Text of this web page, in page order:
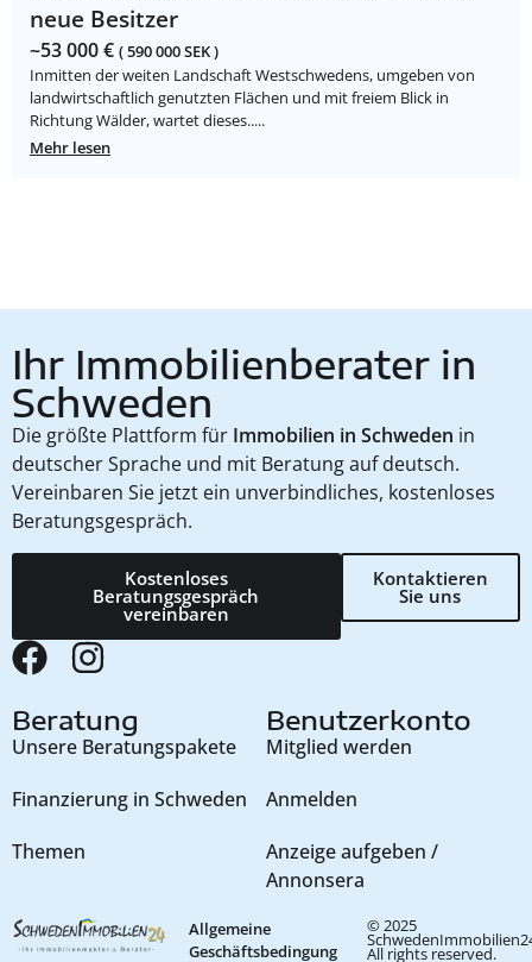
neue Besitzer
~53 000 € ( 590 000 SEK )
Inmitten der weiten Landschaft Westschwedens, umgeben von
landwirtschaftlich genutzten Flächen und mit freiem Blick in
Richtung Wälder, wartet dieses.....
Mehr lesen
Ihr Immobilienberater in
Schweden
Die größte Plattform für Immobilien in Schweden in
deutscher Sprache und mit Beratung auf deutsch.
Vereinbaren Sie jetzt ein unverbindliches, kostenloses
Beratungsgespräch.
Kostenloses
Beratungsgespräch
vereinbaren
Kontaktieren
Sie uns
Beratung
Unsere Beratungspakete
Finanzierung in Schweden
Themen
Benutzerkonto
Mitglied werden
Anmelden
Anzeige aufgeben /
Annonsera
© 2025
All rights reserved.
Allgemeine
Geschäftsbedingung